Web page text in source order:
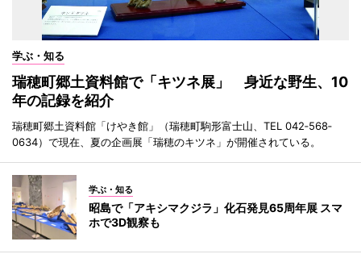
学ぶ・知る
瑞穂町郷土資料館で「キツネ展」 身近な野生、10
年の記録を紹介
瑞穂町郷土資料館「けやき館」（瑞穂町駒形富士山、TEL 042‐568‐
0634）で現在、夏の企画展「瑞穂のキツネ」が開催されている。
学ぶ・知る
昭島で「アキシマクジラ」化石発見65周年展 スマ
ホで3D観察も